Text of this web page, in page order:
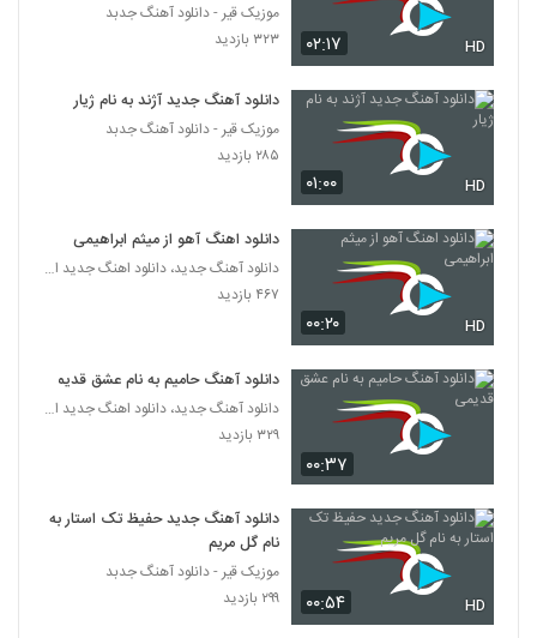
5322
Rasoul Saberi Naro
۲۲۳ بازدید
5323
دانلود آهنگ جدید و زیبای حمید عسکری با نام
رفت دلم
۲۸۲ بازدید
Xaniar Nemidooni (Acoustic
Version)
5325
موزیک زیبای دورت بگردم از محمد میزبانی
۳۰۹ بازدید
موزیک زیبای دختره خان از وحید سام
۲۶۰ بازدید
صادق آتشی آهنگ عاشقانه
۰۲:۱۷ HD
موزیک قیر - دانلود آهنگ جدبد
۳۲۳ بازدید
۰۱:۰۰ HD
دانلود آهنگ جدید آژند به نام ژیار
موزیک قیر - دانلود آهنگ جدبد
۲۸۵ بازدید
۰۰:۲۰ HD
دانلود اهنگ آهو از میثم ابراهیمی
دانلود آهنگ جدید، دانلود اهنگ جدید ایرانی
۴۶۷ بازدید
۰۰:۳۷
دانلود آهنگ حامیم به نام عشق قدیمی
دانلود آهنگ جدید، دانلود اهنگ جدید ایرانی
۳۲۹ بازدید
۰۰:۵۴ HD
دانلود آهنگ جدید حفیظ تک استار به
نام گل مریم
موزیک قیر - دانلود آهنگ جدبد
۲۹۹ بازدید